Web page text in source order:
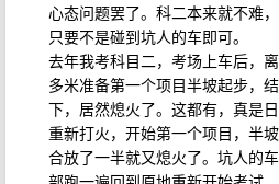
心态问题罢了。科二本来就不难
只要不是碰到坑人的车即可。
去年我考科目二，考场上车后，
多米准备第一个项目半坡起步，
下，居然熄火了。这都有，真是
重新打火，开始第一个项目，半
合放了一半就又熄火了。坑人的